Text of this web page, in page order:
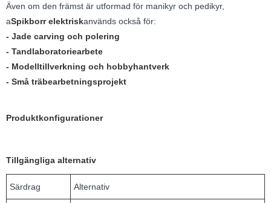
Även om den främst är utformad för manikyr och pedikyr,
aSpikborr elektriskanvänds också för:
- Jade carving och polering
- Tandlaboratoriearbete
- Modelltillverkning och hobbyhantverk
- Små träbearbetningsprojekt
Produktkonfigurationer
Tillgängliga alternativ
Särdrag Alternativ